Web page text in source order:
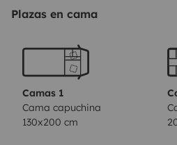
- TV en el salón
- Enganche de remolque de
- 2 paneles solares de 120
Plazas en cama
Camas 1
Cama capuchina
130x200 cm